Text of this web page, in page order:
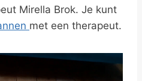
Mirella Brok. Je kunt
met een therapeut.